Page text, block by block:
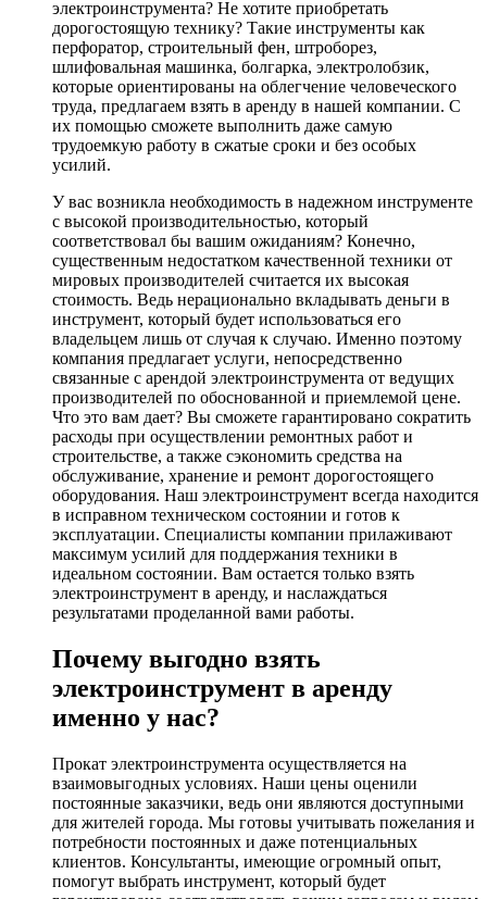
электроинструмента? Не хотите приобретать
дорогостоящую технику? Такие инструменты как
перфоратор, строительный фен, штроборез,
шлифовальная машинка, болгарка, электролобзик,
которые ориентированы на облегчение человеческого
труда, предлагаем взять в аренду в нашей компании. С
их помощью сможете выполнить даже самую
трудоемкую работу в сжатые сроки и без особых
усилий.
У вас возникла необходимость в надежном инструменте
с высокой производительностью, который
соответствовал бы вашим ожиданиям? Конечно,
существенным недостатком качественной техники от
мировых производителей считается их высокая
стоимость. Ведь нерационально вкладывать деньги в
инструмент, который будет использоваться его
владельцем лишь от случая к случаю. Именно поэтому
компания предлагает услуги, непосредственно
связанные с арендой электроинструмента от ведущих
производителей по обоснованной и приемлемой цене.
Что это вам дает? Вы сможете гарантировано сократить
расходы при осуществлении ремонтных работ и
строительстве, а также сэкономить средства на
обслуживание, хранение и ремонт дорогостоящего
оборудования. Наш электроинструмент всегда находится
в исправном техническом состоянии и готов к
эксплуатации. Специалисты компании прилаживают
максимум усилий для поддержания техники в
идеальном состоянии. Вам остается только взять
электроинструмент в аренду, и наслаждаться
результатами проделанной вами работы.
Почему выгодно взять
электроинструмент в аренду
именно у нас?
Прокат электроинструмента осуществляется на
взаимовыгодных условиях. Наши цены оценили
постоянные заказчики, ведь они являются доступными
для жителей города. Мы готовы учитывать пожелания и
потребности постоянных и даже потенциальных
клиентов. Консультанты, имеющие огромный опыт,
помогут выбрать инструмент, который будет